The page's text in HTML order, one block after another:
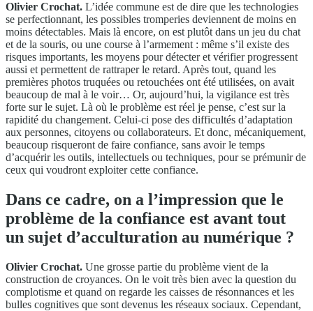
Olivier Crochat. L’idée commune est de dire que les technologies
se perfectionnant, les possibles tromperies deviennent de moins en
moins détectables. Mais là encore, on est plutôt dans un jeu du chat
et de la souris, ou une course à l’armement : même s’il existe des
risques importants, les moyens pour détecter et vérifier progressent
aussi et permettent de rattraper le retard. Après tout, quand les
premières photos truquées ou retouchées ont été utilisées, on avait
beaucoup de mal à le voir… Or, aujourd’hui, la vigilance est très
forte sur le sujet. Là où le problème est réel je pense, c’est sur la
rapidité du changement. Celui-ci pose des difficultés d’adaptation
aux personnes, citoyens ou collaborateurs. Et donc, mécaniquement,
beaucoup risqueront de faire confiance, sans avoir le temps
d’acquérir les outils, intellectuels ou techniques, pour se prémunir de
ceux qui voudront exploiter cette confiance.
Dans ce cadre, on a l’impression que le
problème de la confiance est avant tout
un sujet d’acculturation au numérique ?
Olivier Crochat. Une grosse partie du problème vient de la
construction de croyances. On le voit très bien avec la question du
complotisme et quand on regarde les caisses de résonnances et les
bulles cognitives que sont devenus les réseaux sociaux. Cependant,